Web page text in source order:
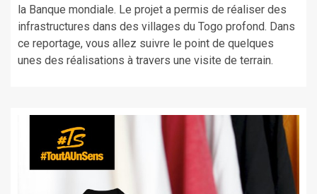
la Banque mondiale. Le projet a permis de réaliser des
infrastructures dans des villages du Togo profond. Dans
ce reportage, vous allez suivre le point de quelques
unes des réalisations à travers une visite de terrain.